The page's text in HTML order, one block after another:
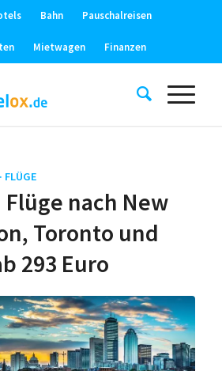
Bahn Pauschalreisen
Mietwagen Finanzen
FLÜGE
nach New
Toronto und
293 Euro